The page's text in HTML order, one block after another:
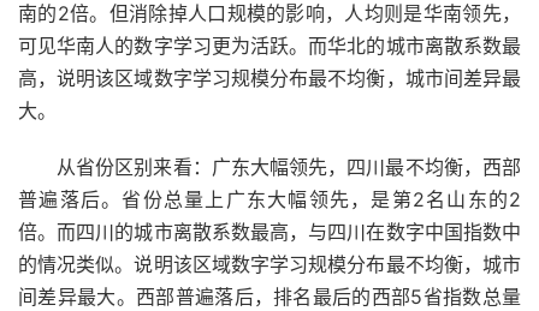
南的2倍。但消除掉人口规模的影响，人均则是华南领先，
可见华南人的数字学习更为活跃。而华北的城市离散系数最
高，说明该区域数字学习规模分布最不均衡，城市间差异最
大。
从省份区别来看：广东大幅领先，四川最不均衡，西部
普遍落后。省份总量上广东大幅领先，是第2名山东的2
倍。而四川的城市离散系数最高，与四川在数字中国指数中
的情况类似。说明该区域数字学习规模分布最不均衡，城市
间差异最大。西部普遍落后，排名最后的西部5省指数总量